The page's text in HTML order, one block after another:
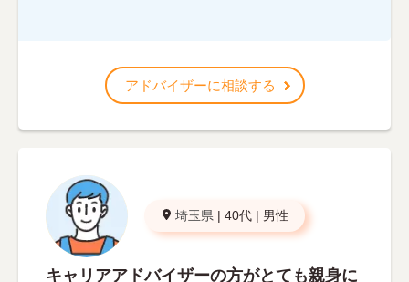
アドバイザーに相談する
埼玉県 | 40代 | 男性
キャリアアドバイザーの方がとても親身に